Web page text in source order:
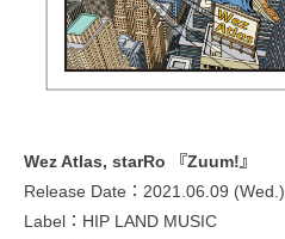
Wez Atlas, starRo 『Zuum!』
Release Date：2021.06.09 (Wed.)
Label：HIP LAND MUSIC